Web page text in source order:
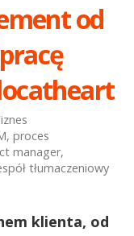
od
,proces
manager,
tłumaczeniowy
klienta, od